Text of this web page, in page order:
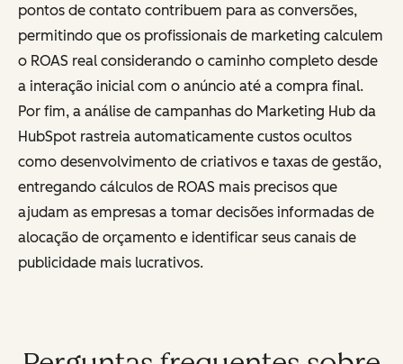
pontos de contato contribuem para as conversões,
permitindo que os profissionais de marketing calculem
o ROAS real considerando o caminho completo desde
a interação inicial com o anúncio até a compra final.
Por fim, a análise de campanhas do Marketing Hub da
HubSpot rastreia automaticamente custos ocultos
como desenvolvimento de criativos e taxas de gestão,
entregando cálculos de ROAS mais precisos que
ajudam as empresas a tomar decisões informadas de
alocação de orçamento e identificar seus canais de
publicidade mais lucrativos.